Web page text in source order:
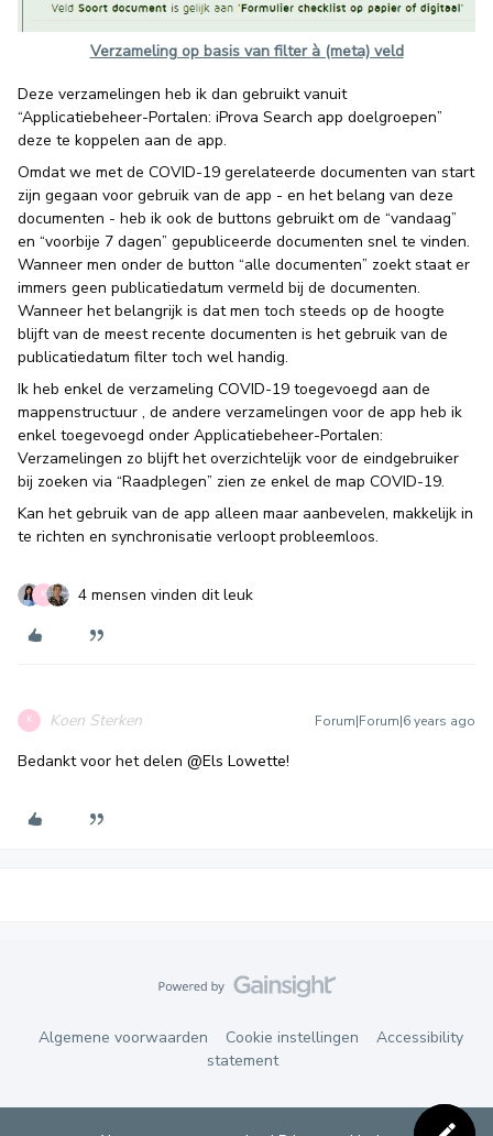
Verzameling op basis van filter à (meta) veld
Deze verzamelingen heb ik dan gebruikt vanuit
“Applicatiebeheer-Portalen: iProva Search app doelgroepen”
deze te koppelen aan de app.
Omdat we met de COVID-19 gerelateerde documenten van start
zijn gegaan voor gebruik van de app - en het belang van deze
documenten - heb ik ook de buttons gebruikt om de “vandaag”
en “voorbije 7 dagen” gepubliceerde documenten snel te vinden.
Wanneer men onder de button “alle documenten” zoekt staat er
immers geen publicatiedatum vermeld bij de documenten.
Wanneer het belangrijk is dat men toch steeds op de hoogte
blijft van de meest recente documenten is het gebruik van de
publicatiedatum filter toch wel handig.
Ik heb enkel de verzameling COVID-19 toegevoegd aan de
mappenstructuur , de andere verzamelingen voor de app heb ik
enkel toegevoegd onder Applicatiebeheer-Portalen:
Verzamelingen zo blijft het overzichtelijk voor de eindgebruiker
bij zoeken via “Raadplegen” zien ze enkel de map COVID-19.
Kan het gebruik van de app alleen maar aanbevelen, makkelijk in
te richten en synchronisatie verloopt probleemloos.
K 4 mensen vinden dit leuk
K Koen Sterken Forum|Forum|6 years ago
Bedankt voor het delen @Els Lowette!
Algemene voorwaarden Cookie instellingen
Accessibility
statement